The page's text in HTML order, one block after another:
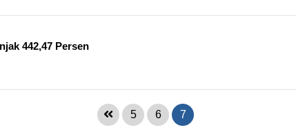
442,47 Persen
5 6 7